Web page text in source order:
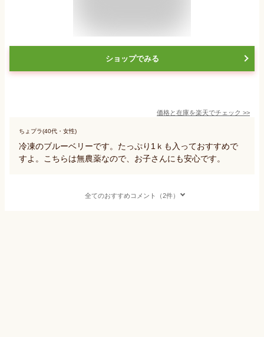
ショップでみる
価格と在庫を楽天でチェック >>
ちょプラ(40代・女性)
冷凍のブルーベリーです。たっぷり1ｋも入っておすすめで
すよ。こちらは無農薬なので、お子さんにも安心です。
全てのおすすめコメント（2件）